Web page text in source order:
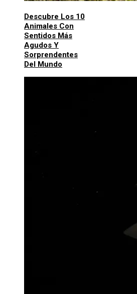
Descubre Los 10
Animales Con
Sentidos Más
Agudos Y
Sorprendentes
Del Mundo